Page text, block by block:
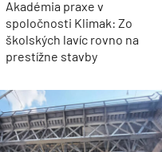
Akadémia praxe v
spoločnosti Klimak: Zo
školských lavíc rovno na
prestížne stavby